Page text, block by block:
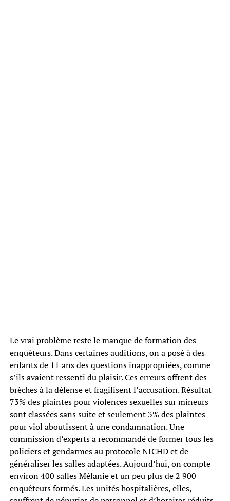
Le vrai problème reste le manque de formation des
enquêteurs. Dans certaines auditions, on a posé à des
enfants de 11 ans des questions inappropriées, comme
s’ils avaient ressenti du plaisir. Ces erreurs offrent des
brèches à la défense et fragilisent l’accusation. Résultat
73% des plaintes pour violences sexuelles sur mineurs
sont classées sans suite et seulement 3% des plaintes
pour viol aboutissent à une condamnation. Une
commission d’experts a recommandé de former tous les
policiers et gendarmes au protocole NICHD et de
généraliser les salles adaptées. Aujourd’hui, on compte
environ 400 salles Mélanie et un peu plus de 2 900
enquêteurs formés. Les unités hospitalières, elles,